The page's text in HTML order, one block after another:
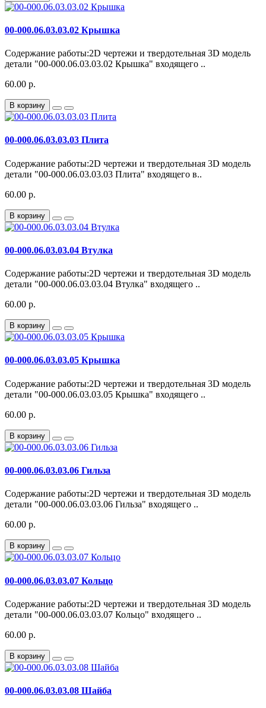
00-000.06.03.03.02 Крышка
Содержание работы:2D чертежи и твердотельная 3D модель
детали "00-000.06.03.03.02 Крышка" входящего ..
60.00 р.
В корзину
00-000.06.03.03.03 Плита
Содержание работы:2D чертежи и твердотельная 3D модель
детали "00-000.06.03.03.03 Плита" входящего в..
60.00 р.
В корзину
00-000.06.03.03.04 Втулка
Содержание работы:2D чертежи и твердотельная 3D модель
детали "00-000.06.03.03.04 Втулка" входящего ..
60.00 р.
В корзину
00-000.06.03.03.05 Крышка
Содержание работы:2D чертежи и твердотельная 3D модель
детали "00-000.06.03.03.05 Крышка" входящего ..
60.00 р.
В корзину
00-000.06.03.03.06 Гильза
Содержание работы:2D чертежи и твердотельная 3D модель
детали "00-000.06.03.03.06 Гильза" входящего ..
60.00 р.
В корзину
00-000.06.03.03.07 Кольцо
Содержание работы:2D чертежи и твердотельная 3D модель
детали "00-000.06.03.03.07 Кольцо" входящего ..
60.00 р.
В корзину
00-000.06.03.03.08 Шайба